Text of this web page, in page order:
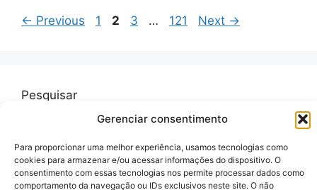
Gerenciar consentimento
Para proporcionar uma melhor experiência, usamos tecnologias como
cookies para armazenar e/ou acessar informações do dispositivo. O
consentimento com essas tecnologias nos permite processar dados como
comportamento da navegação ou IDs exclusivos neste site. O não
← Previous Page
1 Page
2 Page
3 … Page
121 Next →
Pesquisar
Pesquisar